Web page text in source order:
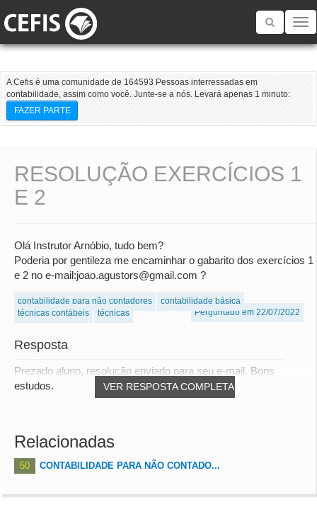
Toggle
A Cefis é uma comunidade de 164593 Pessoas interressadas em
contabilidade, assim como você. Junte-se a nós. Levará apenas 1 minuto:
FAZER PARTE
RESOLUÇÃO EXERCÍCIOS 1
E 2
Olá Instrutor Arnóbio, tudo bem?
Poderia por gentileza me encaminhar o gabarito dos exercícios 1
e 2 no e-mail:joao.agustors@gmail.com ?
contabilidade para não contadores
contabilidade básica
técnicas contábeis
técnicas Perguntado em 22/07/2022
Resposta
VER RESPOSTA COMPLETA
Prezado aluno, resolução enviado para seu e-mail. Bons
estudos.
Relacionadas
50 CONTABILIDADE PARA NÃO CONTADO...